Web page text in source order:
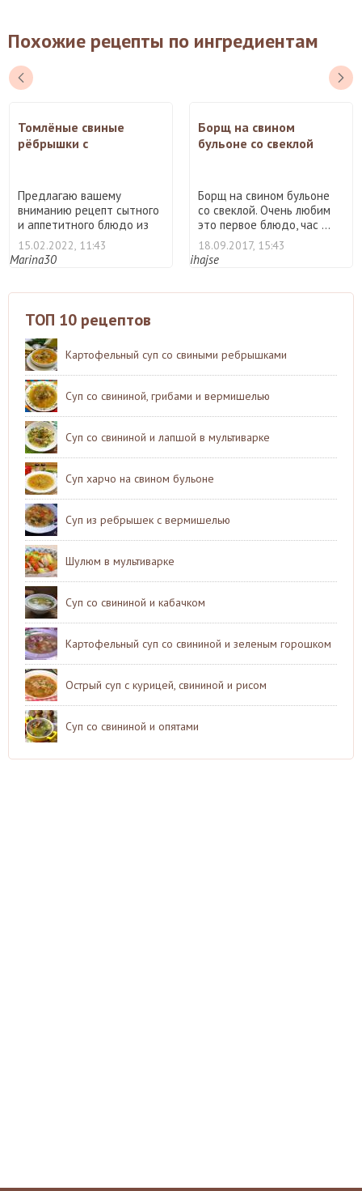
Похожие рецепты по ингредиентам
Томлёные свиные
рёбрышки с
Предлагаю вашему
вниманию рецепт сытного
и аппетитного блюдо из
тушё ...
15.02.2022, 11:43
Marina30
Борщ на свином
бульоне со свеклой
Борщ на свином бульоне
со свеклой. Очень любим
это первое блюдо, час ...
18.09.2017, 15:43
ihajse
ТОП 10 рецептов
Картофельный суп со свиными ребрышками
Суп со свининой, грибами и вермишелью
Суп со свининой и лапшой в мультиварке
Суп харчо на свином бульоне
Суп из ребрышек с вермишелью
Шулюм в мультиварке
Суп со свининой и кабачком
Картофельный суп со свининой и зеленым горошком
Острый суп с курицей, свининой и рисом
Суп со свининой и опятами